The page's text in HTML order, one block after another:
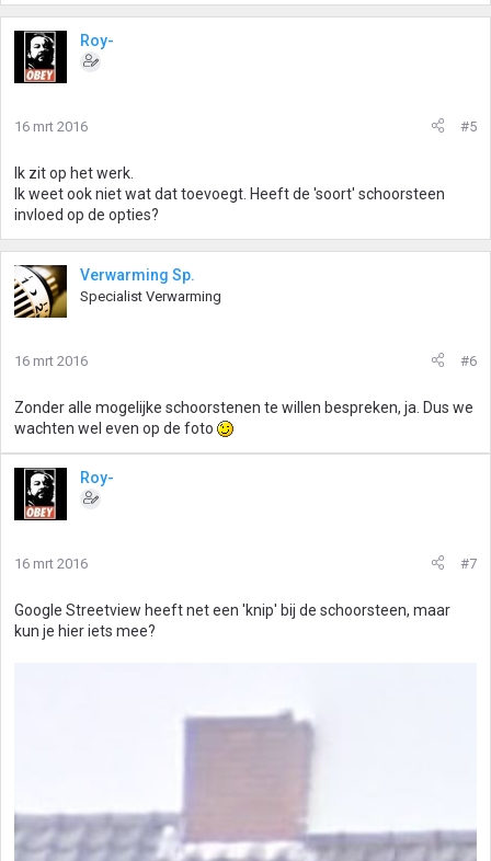
Roy-
16 mrt 2016 #5
Ik zit op het werk.
Ik weet ook niet wat dat toevoegt. Heeft de 'soort' schoorsteen
invloed op de opties?
Verwarming Sp.
Specialist Verwarming
16 mrt 2016 #6
Zonder alle mogelijke schoorstenen te willen bespreken, ja. Dus we
wachten wel even op de foto
Roy-
16 mrt 2016 #7
Google Streetview heeft net een 'knip' bij de schoorsteen, maar
kun je hier iets mee?